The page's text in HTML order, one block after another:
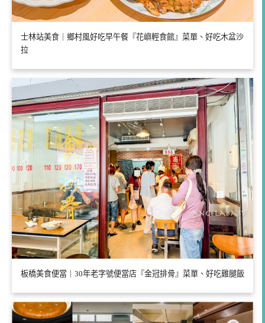
士林站美食｜鄉村風好吃早午餐『花嶼輕食館』菜單、好吃木盆沙
拉
板橋美食便當｜30年老字號便當店『金冠排骨』菜單、好吃雞腿飯